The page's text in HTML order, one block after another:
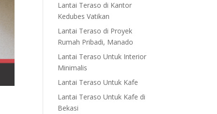
Lantai Teraso di Kantor
Kedubes Vatikan
Lantai Teraso di Proyek
Rumah Pribadi, Manado
Lantai Teraso Untuk Interior
Minimalis
Lantai Teraso Untuk Kafe
Lantai Teraso Untuk Kafe di
Bekasi